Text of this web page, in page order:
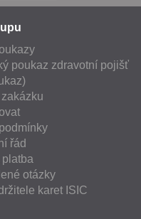
poukaz zdravotní pojišť
řád
platba
otázky
karet ISIC